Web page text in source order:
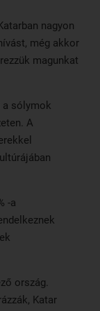
nagyon
még akkor
magunkat
a sólymok
A
-a
ország.
Katar